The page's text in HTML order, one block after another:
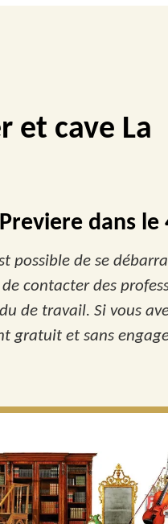
et cave La
dans le
possible de se
contacter des
de travail. Si vous
gratuit et sans